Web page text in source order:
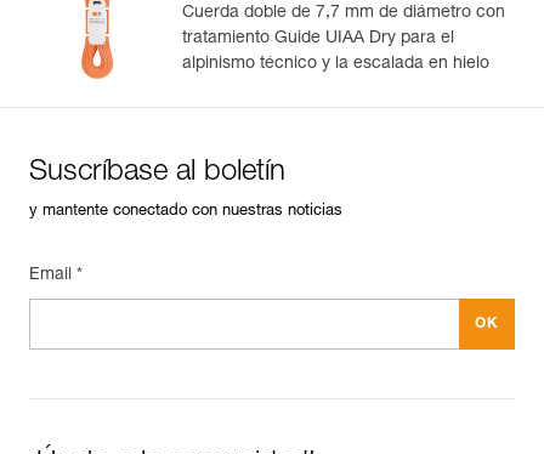
Cuerda doble de 7,7 mm de diámetro con
tratamiento Guide UIAA Dry para el
alpinismo técnico y la escalada en hielo
Suscríbase al boletín
y mantente conectado con nuestras noticias
Email *